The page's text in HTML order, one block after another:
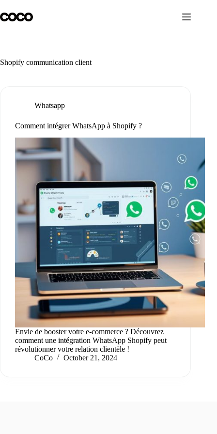
to
content
Shopify communication client
Whatsapp
Comment intégrer WhatsApp à Shopify ?
Envie de booster votre e-commerce ? Découvrez
comment une intégration WhatsApp Shopify peut
révolutionner votre relation clientèle !
CoCo
October 21, 2024